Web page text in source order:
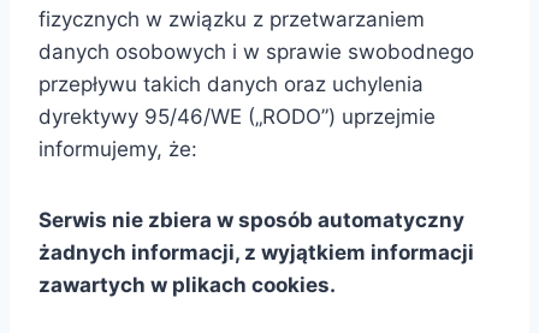
fizycznych w związku z przetwarzaniem
danych osobowych i w sprawie swobodnego
przepływu takich danych oraz uchylenia
dyrektywy 95/46/WE („RODO”) uprzejmie
informujemy, że:
Serwis nie zbiera w sposób automatyczny
żadnych informacji, z wyjątkiem informacji
zawartych w plikach cookies.